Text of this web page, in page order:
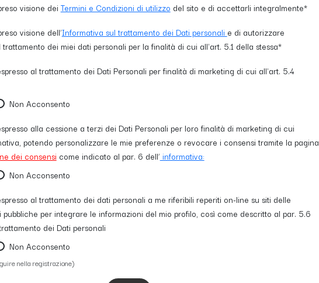
visione dei Termini e Condizioni di utilizzo del sito e di accettarli integralmente*
visione dell’Informativa sul trattamento dei Dati personali e di autorizzare
trattamento dei miei dati personali per la finalità di cui all'art. 5.1 della stessa*
al trattamento dei Dati Personali per finalità di marketing di cui all'art. 5.4
Non Acconsento
alla cessione a terzi dei Dati Personali per loro finalità di marketing di cui
potendo personalizzare le mie preferenze o revocare i consensi tramite la pagina
dei consensi come indicato al par. 6 dell’ informativa:
Non Acconsento
al trattamento dei dati personali a me riferibili reperiti on-line su siti delle
per integrare le informazioni del mio profilo, così come descritto al par. 5.6
dei Dati personali
Non Acconsento
nella registrazione)